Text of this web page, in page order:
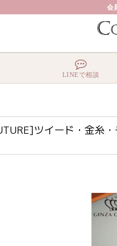
会
LINEで相談
ツイード・金糸・チェ
ツイード・金糸